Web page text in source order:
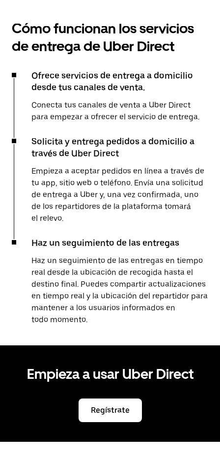
Cómo funcionan los servicios
de entrega de Uber Direct
Ofrece servicios de entrega a domicilio
desde tus canales de venta.
Conecta tus canales de venta a Uber Direct
para empezar a ofrecer el servicio de entrega.
Solicita y entrega pedidos a domicilio a
través de Uber Direct
Empieza a aceptar pedidos en línea a través de
tu app, sitio web o teléfono. Envía una solicitud
de entrega a Uber y, una vez confirmada, uno
de los repartidores de la plataforma tomará
el relevo.
Haz un seguimiento de las entregas
Haz un seguimiento de las entregas en tiempo
real desde la ubicación de recogida hasta el
destino final. Puedes compartir actualizaciones
en tiempo real y la ubicación del repartidor para
mantener a los usuarios informados en
todo momento.
Empieza a usar Uber Direct
Regístrate